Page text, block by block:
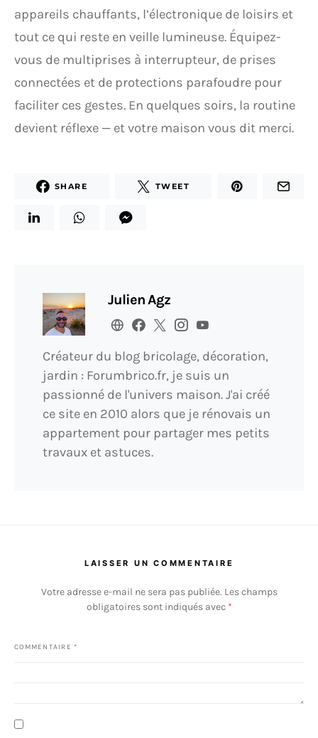
appareils chauffants, l’électronique de loisirs et
tout ce qui reste en veille lumineuse. Équipez-
vous de multiprises à interrupteur, de prises
connectées et de protections parafoudre pour
faciliter ces gestes. En quelques soirs, la routine
devient réflexe — et votre maison vous dit merci.
SHARE TWEET
Julien Agz
Créateur du blog bricolage, décoration,
jardin : Forumbrico.fr, je suis un
passionné de l'univers maison. J'ai créé
ce site en 2010 alors que je rénovais un
appartement pour partager mes petits
travaux et astuces.
LAISSER UN COMMENTAIRE
Votre adresse e-mail ne sera pas publiée. Les champs
obligatoires sont indiqués avec *
COMMENTAIRE *